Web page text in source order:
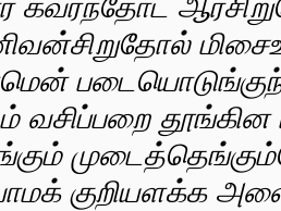
கவர்ந்தோட
படையொடுங்குந்
வசிப்பறை தூங்கின
குறியளக்க